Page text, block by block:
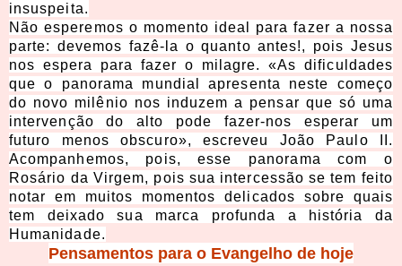
insuspeita.
Não esperemos o momento ideal para fazer a nossa
parte: devemos fazê-la o quanto antes!, pois Jesus
nos espera para fazer o milagre. «As dificuldades
que o panorama mundial apresenta neste começo
do novo milênio nos induzem a pensar que só uma
intervenção do alto pode fazer-nos esperar um
futuro menos obscuro», escreveu João Paulo II.
Acompanhemos, pois, esse panorama com o
Rosário da Virgem, pois sua intercessão se tem feito
notar em muitos momentos delicados sobre quais
tem deixado sua marca profunda a história da
Humanidade.
Pensamentos para o Evangelho de hoje